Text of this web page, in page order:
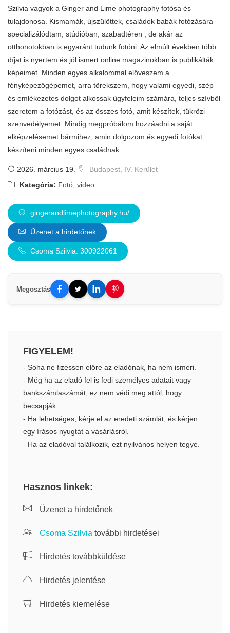
Szilvia vagyok a Ginger and Lime photography fotósa és
tulajdonosa. Kismamák, újszülöttek, családok babák fotózására
specializálódtam, stúdióban, szabadtéren , de akár az
otthonotokban is egyaránt tudunk fotóni. Az elmúlt években több
díjat is nyertem és jól ismert online magazinokban is publikálták
képeimet. Minden egyes alkalommal előveszem a
fényképezőgépemet, arra törekszem, hogy valami egyedi, szép
és emlékezetes dolgot alkossak ügyfeleim számára, teljes szívből
szeretem a fotózást, és az összes fotó, amit készítek, tükrözi
szenvedélyemet. Mindig megpróbálom hozzáadni a saját
elképzelésemet bármihez, amin dolgozom és egyedi fotókat
készíteni minden egyes családnak.
2026. március 19.
Budapest, IV. Kerület
Kategória: Fotó, video
gingerandlimephotography.hu/
Üzenet a hirdetőnek
Csoma Szilvia: 300922061
Megosztás
FIGYELEM!
- Soha ne fizessen előre az eladónak, ha nem ismeri.
- Még ha az eladó fel is fedi személyes adatait vagy
bankszámlaszámát, ez nem védi meg attól, hogy
becsapják.
- Ha lehetséges, kérje el az eredeti számlát, és kérjen
egy írásos nyugtát a vásárlásról.
- Ha az eladóval találkozik, ezt nyilvános helyen tegye.
Hasznos linkek:
Üzenet a hirdetőnek
Csoma Szilvia további hirdetései
Hirdetés továbbküldése
Hirdetés jelentése
Hirdetés kiemelése